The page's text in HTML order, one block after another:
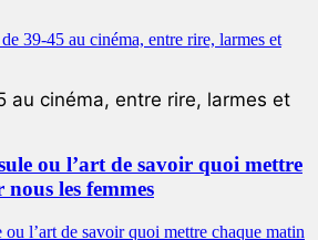
au cinéma, entre rire, larmes et
ou l’art de savoir quoi mettre
les femmes